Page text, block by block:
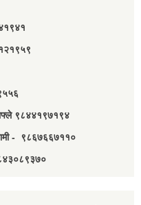
९८४४१९७१९४
- ९८६७६६७११०